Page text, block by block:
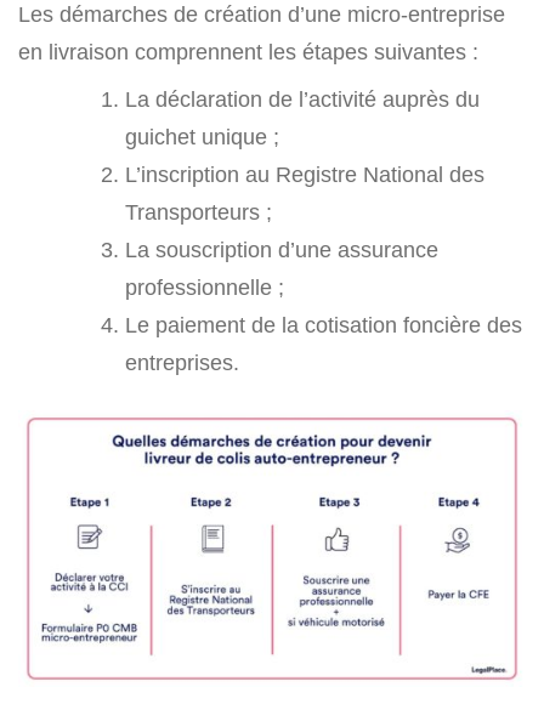
Les démarches de création d’une micro-entreprise
en livraison comprennent les étapes suivantes :
La déclaration de l’activité auprès du
guichet unique ;
L’inscription au Registre National des
Transporteurs ;
La souscription d’une assurance
professionnelle ;
Le paiement de la cotisation foncière des
entreprises.